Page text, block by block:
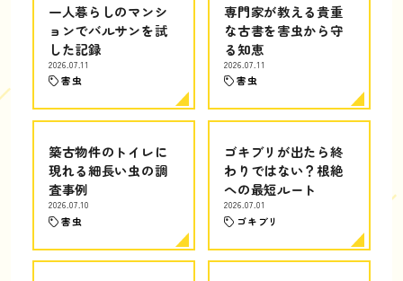
一人暮らしのマンシ
ョンでバルサンを試
した記録
2026.07.11
害虫
専門家が教える貴重
な古書を害虫から守
る知恵
2026.07.11
害虫
築古物件のトイレに
現れる細長い虫の調
査事例
2026.07.10
害虫
ゴキブリが出たら終
わりではない？根絶
への最短ルート
2026.07.01
ゴキブリ